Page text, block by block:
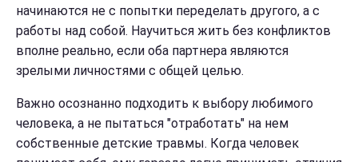
начинаются не с попытки переделать другого, а с
работы над собой. Научиться жить без конфликтов
вполне реально, если оба партнера являются
зрелыми личностями с общей целью.
Важно осознанно подходить к выбору любимого
человека, а не пытаться "отработать" на нем
собственные детские травмы. Когда человек